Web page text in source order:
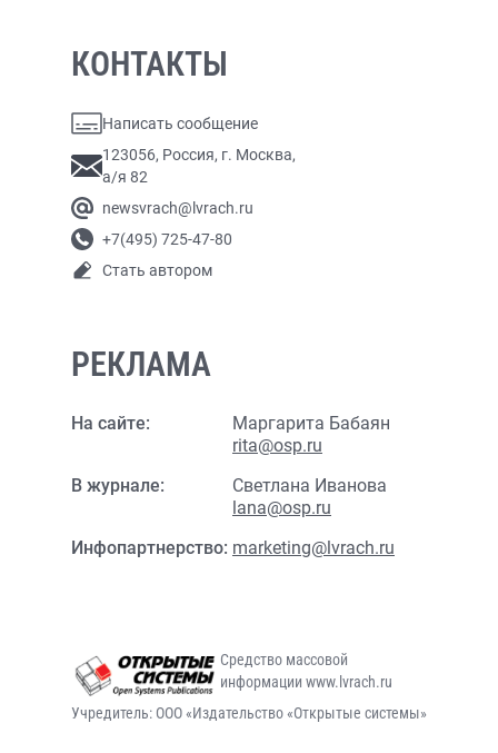
КОНТАКТЫ
Написать сообщение
123056, Россия, г. Москва,
а/я 82
newsvrach@lvrach.ru
+7(495) 725-47-80
Стать автором
РЕКЛАМА
На сайте:
Маргарита Бабаян
rita@osp.ru
В журнале:
Светлана Иванова
lana@osp.ru
Инфопартнерство: marketing@lvrach.ru
Средство массовой
информации www.lvrach.ru
Учредитель: ООО «Издательство «Открытые системы»